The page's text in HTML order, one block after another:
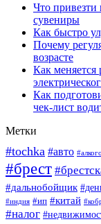
Что привезти
сувениры
Как быстро
Почему
возрасте
Как меняется
Как
чек-лист
Метки
#tochka #авто
#брест
#дальнобойщик
#индия #ип #китай
#налог